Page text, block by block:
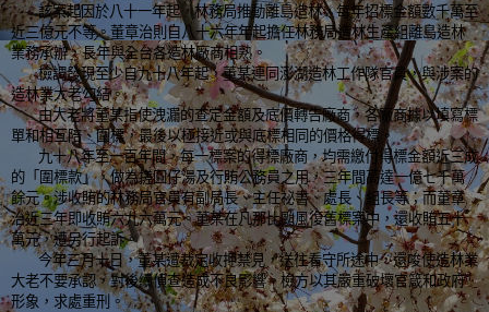
該案起因於八十一年起，林務局推動離島造林，每年招標金額數千萬至
近三億元不等。董章治則自八十六年年起擔任林務局造林生產組離島造林
業務承辦，長年與全台各造林廠商相熟。
檢調發現至少自九十八年起，董某連同澎湖造林工作隊官員，與涉案的
造林業大老勾結。
由大老將董某指使洩漏的查定金額及底價轉告廠商，各廠商據以填寫標
單和相互陪、圍標，最後以極接近或與底標相同的價格得標。
九十八年至一百年間，每一標案的得標廠商，均需繳付得標金額近三成
的「圍標款」，做為搓圓仔湯及行賄公務員之用，三年間高達一億七千萬
餘元。涉收賄的林務局官員有副局長、主任祕書、處長、組長等；而董章
治近三年即收賄六九六萬元。董某在凡那比颱風復舊標案中，還收賄五十
萬元，遭另行起訴。
今年三月十日，董某遭裁定收押禁見，送往看守所途中，還唆使造林業
大老不要承認，對後續偵查造成不良影響。檢方以其嚴重破壞官箴和政府
形象，求處重刑。